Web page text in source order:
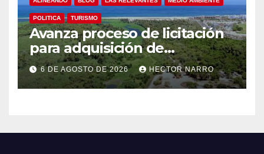
POLITICA TURISMO
Avanza proceso de licitación
para adquisición de
maquinaria del Plan de
Regeneración del Estero
Josefino
6 DE AGOSTO DE 2026 HECTOR NARRO